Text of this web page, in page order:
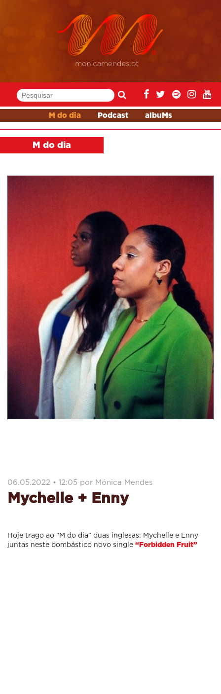
M do dia Podcast albuMs
M do dia
06.05.2022 • 12:05 por Mónica Mendes
Mychelle + Enny
Hoje trago ao “M do dia” duas inglesas: Mychelle e Enny
juntas neste bombástico novo single “Forbidden Fruit”